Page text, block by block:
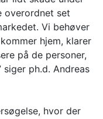
overordnet set
Vi behøver
hjem, klarer
på de personer,
ph.d. Andreas
hvor der